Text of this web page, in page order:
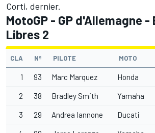
Corti, dernier.
MotoGP - GP d'Allemagne -
Libres 2
CLA Nº PILOTE MOTO
1 93 Marc Marquez Honda
2 38 Bradley Smith Yamaha
3 29 Andrea Iannone Ducati